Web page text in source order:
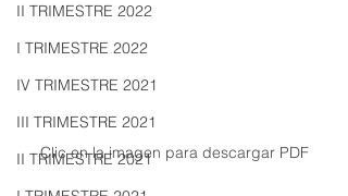
II TRIMESTRE 2022
I TRIMESTRE 2022
IV TRIMESTRE 2021
III TRIMESTRE 2021
II TRIMESTRE 2021
Clic en la imagen para descargar PDF